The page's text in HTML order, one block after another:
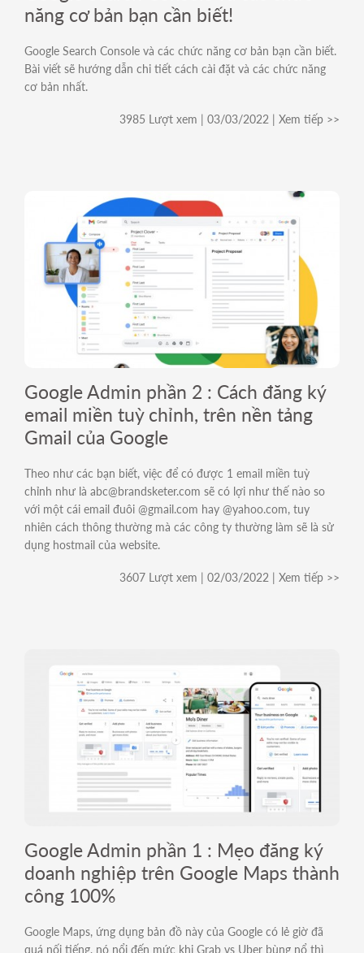
năng cơ bản bạn cần biết!
Google Search Console và các chức năng cơ bản bạn cần biết.
Bài viết sẽ hướng dẫn chi tiết cách cài đặt và các chức năng
cơ bản nhất.
3985 Lượt xem | 03/03/2022 | Xem tiếp >>
Google Admin phần 2 : Cách đăng ký
email miền tuỳ chỉnh, trên nền tảng
Gmail của Google
Theo như các bạn biết, việc để có được 1 email miền tuỳ
chỉnh như là abc@brandsketer.com sẽ có lợi như thế nào so
với một cái email đuôi @gmail.com hay @yahoo.com, tuy
nhiên cách thông thường mà các công ty thường làm sẽ là sử
dụng hostmail của website.
3607 Lượt xem | 02/03/2022 | Xem tiếp >>
Google Admin phần 1 : Mẹo đăng ký
doanh nghiệp trên Google Maps thành
công 100%
Google Maps, ứng dụng bản đồ này của Google có lẻ giờ đã
quá nối tiếng, nó nổi đến mức khi Grab vs Uber bùng nổ thì